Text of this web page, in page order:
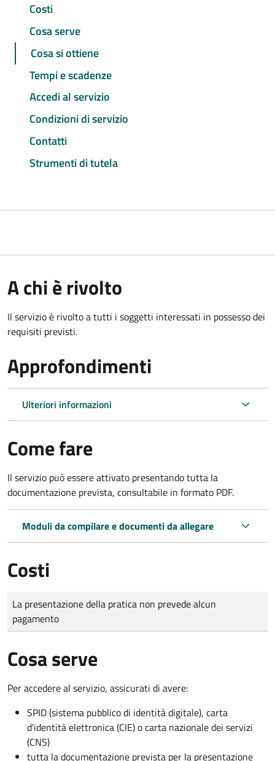
Costi
Cosa serve
Cosa si ottiene
Tempi e scadenze
Accedi al servizio
Condizioni di servizio
Contatti
Strumenti di tutela
A chi è rivolto
Il servizio è rivolto a tutti i soggetti interessati in possesso dei
requisiti previsti.
Approfondimenti
Ulteriori informazioni
Come fare
Il servizio può essere attivato presentando tutta la
documentazione prevista, consultabile in formato PDF.
Moduli da compilare e documenti da allegare
Costi
Tipo di pagamento
Importo
La presentazione della pratica non prevede alcun
pagamento
Cosa serve
Per accedere al servizio, assicurati di avere:
SPID (sistema pubblico di identità digitale), carta
d’identità elettronica (CIE) o carta nazionale dei servizi
(CNS)
tutta la documentazione prevista per la presentazione